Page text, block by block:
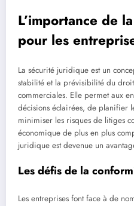
L’importance de
pour les
La sécurité juridique est un
stabilité et la prévisibilité du
commerciales. Elle permet aux
décisions éclairées, de planifier
minimiser les risques de litiges
économique de plus en plus
juridique est devenue un
Les défis de la
Les entreprises font face à de